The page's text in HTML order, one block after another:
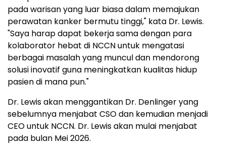
pada warisan yang luar biasa dalam memajukan
perawatan kanker bermutu tinggi," kata Dr. Lewis.
"Saya harap dapat bekerja sama dengan para
kolaborator hebat di NCCN untuk mengatasi
berbagai masalah yang muncul dan mendorong
solusi inovatif guna meningkatkan kualitas hidup
pasien di mana pun."
Dr. Lewis akan menggantikan Dr. Denlinger yang
sebelumnya menjabat CSO dan kemudian menjadi
CEO untuk NCCN. Dr. Lewis akan mulai menjabat
pada bulan Mei 2026.